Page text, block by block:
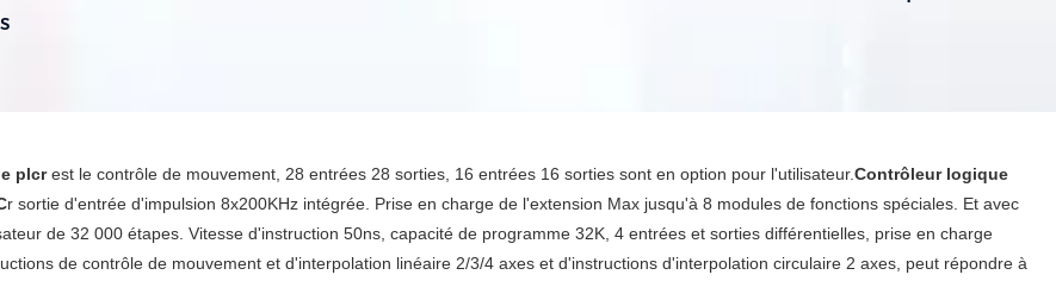
plcrest le contrôle de mouvement, 28 entrées 28 sorties, 16 entrées 16 sorties sont en option pour l'utilisateur.Contrôleur logique
r sortie d'entrée d'impulsion 8x200KHz intégrée. Prise en charge de l'extension Max jusqu'à 8 modules de fonctions spéciales. Et avec
de 32 000 étapes. Vitesse d'instruction 50ns, capacité de programme 32K, 4 entrées et sorties différentielles, prise en charge
de contrôle de mouvement et d'interpolation linéaire 2/3/4 axes et d'instructions d'interpolation circulaire 2 axes, peut répondre à